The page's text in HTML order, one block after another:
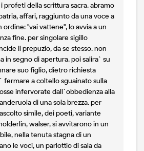
profeti della scrittura sacra. abramo
affari, raggiunto da una voce a
ordine: "vai vattene", lo avvia a un
fine. per singolare sigillo
il prepuzio, da se stesso. non
in segno di apertura. poi salira` su
suo figlio, dietro richiesta
fermare a coltello sguainato sulla
infervorate dall`obbedienza alla
di una sola brezza. per
simile, dei poeti, variante
walser, si avvitarono in un
nella tenuta stagna di un
le voci, un parlottio di sala da